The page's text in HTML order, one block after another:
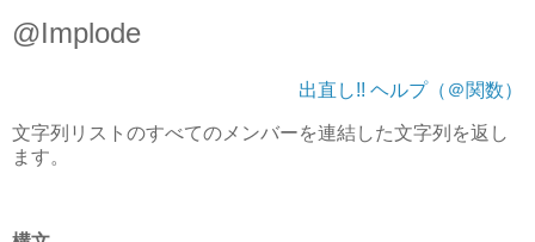
@Implode
出直し!! ヘルプ（＠関数）
文字列リストのすべてのメンバーを連結した文字列を返し
ます。